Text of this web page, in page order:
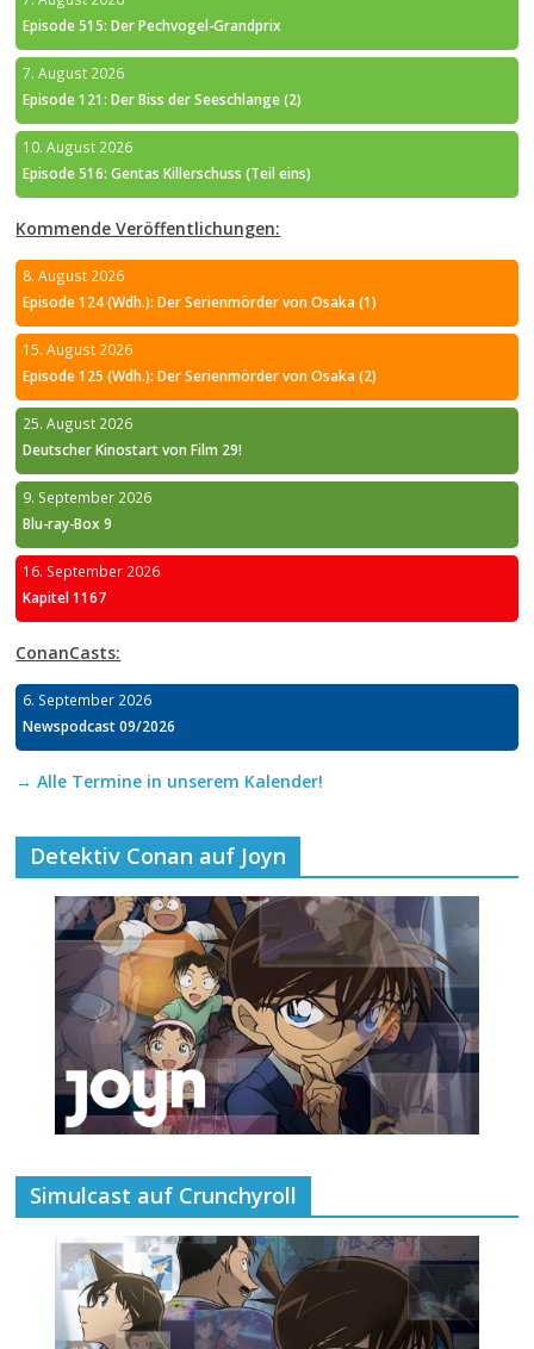
Episode 515: Der Pechvogel-Grandprix
7. August 2026
Episode 121: Der Biss der Seeschlange (2)
10. August 2026
Episode 516: Gentas Killerschuss (Teil eins)
Kommende Veröffentlichungen:
8. August 2026
Episode 124 (Wdh.): Der Serienmörder von Osaka (1)
15. August 2026
Episode 125 (Wdh.): Der Serienmörder von Osaka (2)
25. August 2026
Deutscher Kinostart von Film 29!
9. September 2026
Blu-ray-Box 9
16. September 2026
Kapitel 1167
ConanCasts:
6. September 2026
Newspodcast 09/2026
→ Alle Termine in unserem Kalender!
Detektiv Conan auf Joyn
Simulcast auf Crunchyroll